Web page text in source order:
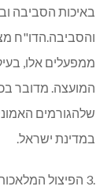
באיכות הסביבה
והסביבה.הדו"ח
ממפעלים אלו,
המועצה. מדובר
שלהגורמים
במדינת ישראל.
.3 הפיצול